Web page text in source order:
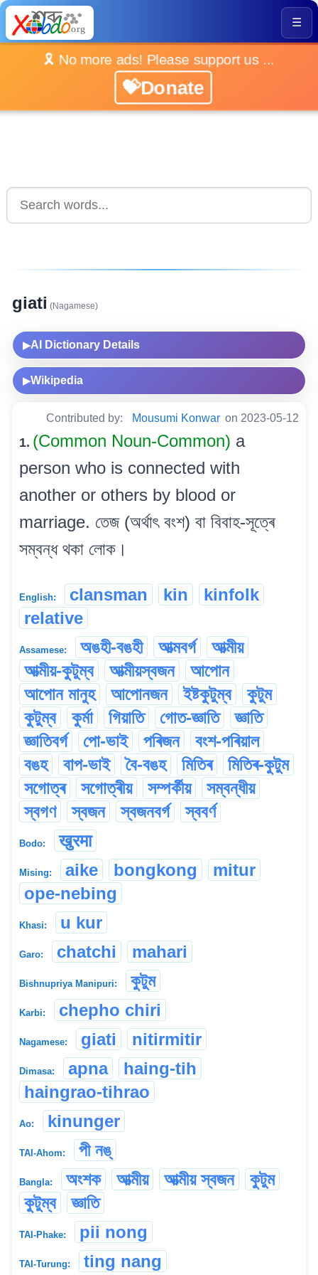
☰
🎗️ No more ads! Please support us ...
💝Donate
giati (Nagamese)
▶AI Dictionary Details
▶Wikipedia
Contributed by: Mousumi Konwar on 2023-05-12
1. (Common Noun-Common) a
person who is connected with
another or others by blood or
marriage. তেজ (অৰ্থাৎ বংশ) বা বিবাহ-সূত্ৰে
সম্বন্ধ থকা লোক।
English: clansman kin
kinfolk
relative
Assamese: অঙহী-বঙহী আত্মবৰ্গ
আত্মীয়
আত্মীয়-কুটুম্ব
আত্মীয়স্বজন
আপোন
আপোন মানুহ
আপোনজন ইষ্টকুটুম্ব
কুটুম
কুটুম্ব
কুৰ্মা গিয়াতি গোত-জ্ঞাতি
জ্ঞাতি
জ্ঞাতিবৰ্গ
পো-ভাই পৰিজন
বংশ-পৰিয়াল
বঙহ
বাপ-ভাই বৈ-বঙহ মিতিৰ
মিতিৰ-কুটুম
সগোত্ৰ
সগোত্ৰীয় সম্পৰ্কীয়
সম্বন্ধীয়
স্বগণ
স্বজন স্বজনবৰ্গ স্ববৰ্ণ
Bodo: खुरमा
Mising: aike bongkong
mitur
ope-nebing
Khasi: u kur
Garo: chatchi mahari
Bishnupriya Manipuri: কুটুম
Karbi: chepho chiri
Nagamese: giati nitirmitir
Dimasa: apna
haing-tih
haingrao-tihrao
Ao: kinunger
TAI-Ahom: পী নঙ্
Bangla: অংশক আত্মীয় আত্মীয় স্বজন
কুটুম
কুটুম্ব
জ্ঞাতি
TAI-Phake: pii nong
TAI-Turung: ting nang